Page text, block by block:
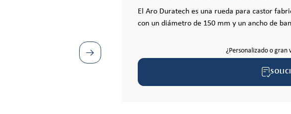
El Aro Duratech es una rueda para castor
con un diámetro de 150 mm y un ancho de
¿Personalizado o gran